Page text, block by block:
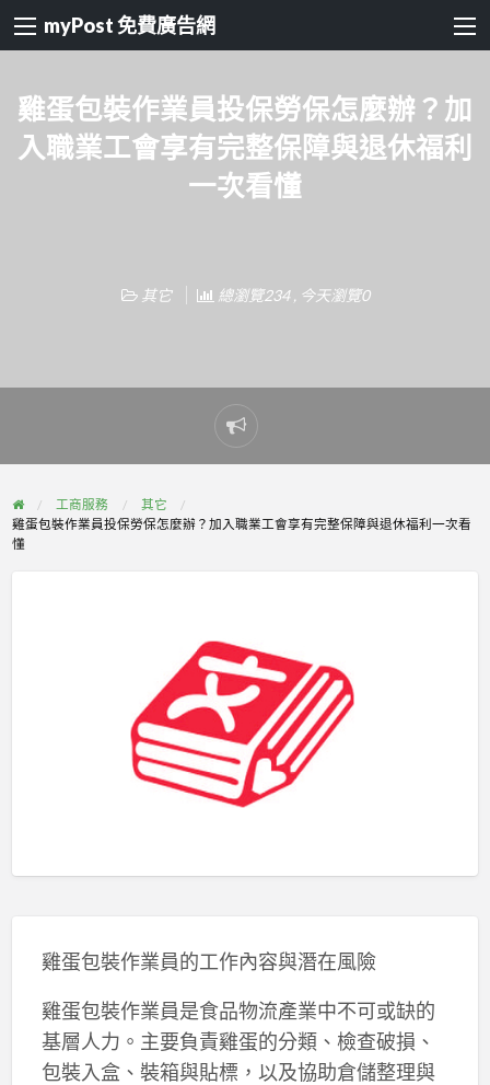
myPost 免費廣告網
雞蛋包裝作業員投保勞保怎麼辦？加
入職業工會享有完整保障與退休福利
一次看懂
其它 總瀏覽234 , 今天瀏覽0
Report
problem
工商服務
其它
雞蛋包裝作業員投保勞保怎麼辦？加入職業工會享有完整保障與退休福利一次看
懂
雞蛋包裝作業員的工作內容與潛在風險
雞蛋包裝作業員是食品物流產業中不可或缺的
基層人力。主要負責雞蛋的分類、檢查破損、
包裝入盒、裝箱與貼標，以及協助倉儲整理與